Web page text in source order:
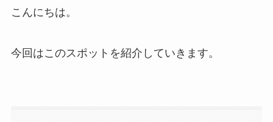
こんにちは。
今回はこのスポットを紹介していきます。